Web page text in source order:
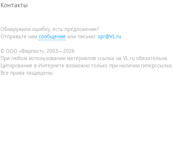
Контакты
Обнаружили ошибку, есть предложения?
Отправьте нам сообщение или письмо: spr@VL.ru
© ООО «Фарпост», 2003—2026
При любом использовании материалов ссылка на VL.ru обязательна.
Цитирование в Интернете возможно только при наличии гиперссылки.
Все права защищены.